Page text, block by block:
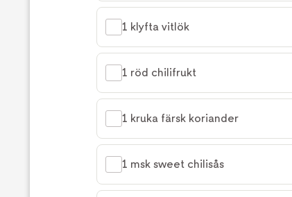
1 klyfta vitlök
1 röd chilifrukt
1 kruka färsk koriander
1 msk sweet chilisås